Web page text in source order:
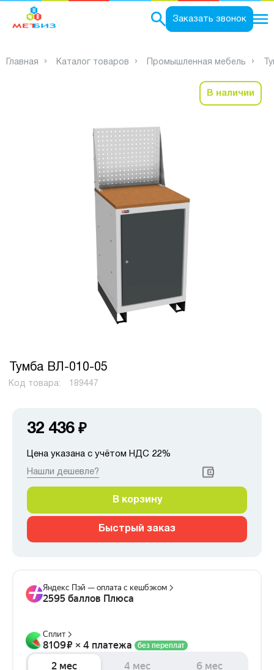
Заказать звонок
Главная Каталог товаров Промышленная мебель
В наличии
Тумба ВЛ-010-05
Код товара: 189447
32 436 ₽
Цена указана с учётом НДС 22%
Нашли дешевле?
В корзину
Быстрый заказ